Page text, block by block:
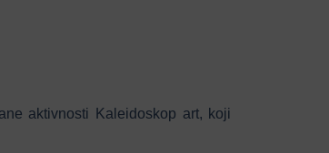
aktivnosti Kaleidoskop art, koji